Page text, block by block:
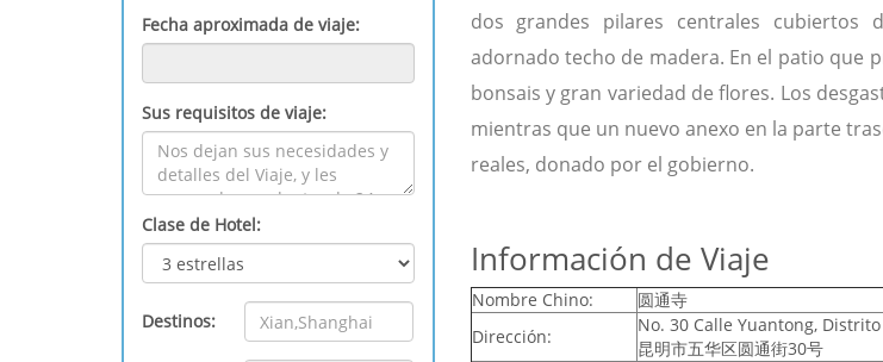
dos grandes pilares centrales cubiertos
adornado techo de madera. En el patio que
bonsais y gran variedad de flores. Los
mientras que un nuevo anexo en la parte
reales, donado por el gobierno.
Información de Viaje
Nombre Chino:
圆通寺
Dirección:
No. 30 Calle Yuantong,
昆明市五华区圆通街30号
Fecha aproximada de viaje:
Sus requisitos de viaje:
Clase de Hotel:
Destinos: